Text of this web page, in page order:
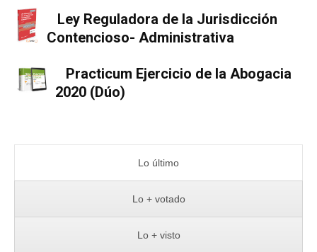
Ley Reguladora de la Jurisdicción
Contencioso- Administrativa
Practicum Ejercicio de la Abogacia
2020 (Dúo)
Lo último
Lo + votado
Lo + visto